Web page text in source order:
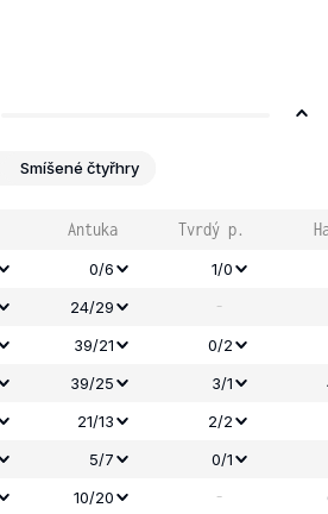
Smíšené čtyřhry
Antuka Tvrdý p.
0/6
1/0
24/29 -
39/21
0/2
39/25 3/1
21/13
2/2
5/7
0/1
10/20 -